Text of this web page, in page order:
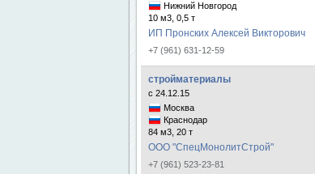
Нижний Новгород
10 м3, 0,5 т
ИП Пронских Алексей Викторович
+7 (961) 631-12-59
стройматериалы
с 24.12.15
Москва
Краснодар
84 м3, 20 т
ООО "СпецМонолитСтрой"
+7 (961) 523-23-81